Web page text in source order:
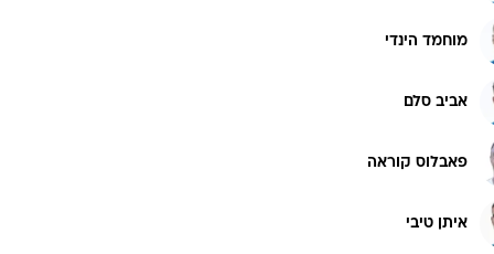
גולף
תקצירים
מוחמד הינדי
אביב סלם
פאבלוס קוראה
איתן טיבי